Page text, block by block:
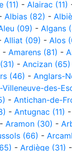
(11) - Alairac (11)
Albias (82) -
(09) - Algans
Alliat (09) - Alos
- Amarens (81) -
- Ancizan (65)
(46) - Anglars-
des-
- Antichan-de-
- Antugnac (11) -
- Aramon (30) -
(66) -
- Ardiège (31) -